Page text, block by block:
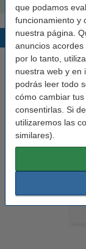
que podamos
funcionamiento y
nuestra página.
anuncios
por lo tanto,
nuestra web y en
podrás leer todo
cómo cambiar
consentirlas. Si
utilizaremos las
similares).